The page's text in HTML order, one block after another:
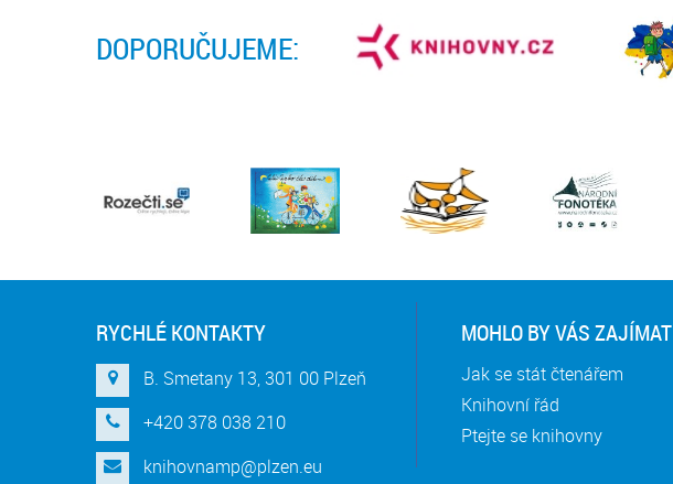
DOPORUČUJEME:
RYCHLÉ KONTAKTY
B. Smetany 13, 301 00 Plzeň
+420 378 038 210
knihovnamp@plzen.eu
MOHLO BY VÁS ZAJÍMAT
Jak se stát čtenářem
Knihovní řád
Ptejte se knihovny